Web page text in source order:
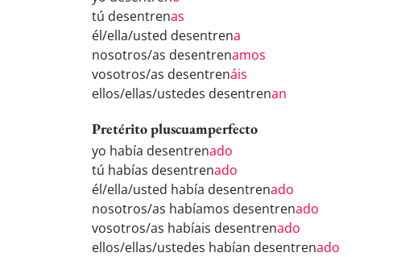
tú desentrenas
él/ella/usted desentrena
nosotros/as desentrenamos
vosotros/as desentrenáis
ellos/ellas/ustedes desentrenan
Pretérito pluscuamperfecto
yo había desentrenado
tú habías desentrenado
él/ella/usted había desentrenado
nosotros/as habíamos desentrenado
vosotros/as habíais desentrenado
ellos/ellas/ustedes habían desentrenado